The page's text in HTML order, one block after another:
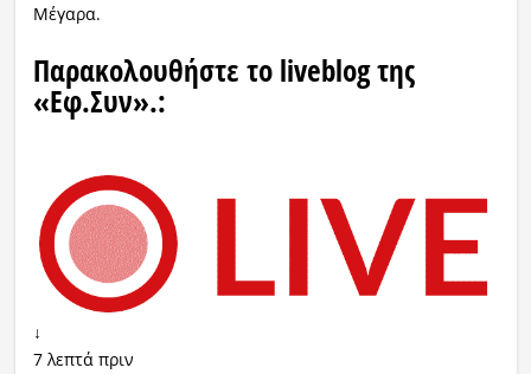
Μέγαρα.
Παρακολουθήστε το liveblog της
«Εφ.Συν».:
↓
7 λεπτά πριν